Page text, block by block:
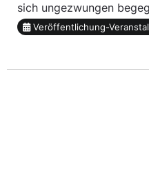
sich ungezwungen
und Unterstützung
Veröffentlichung-